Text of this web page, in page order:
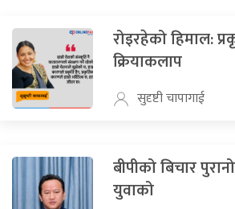
रोइरहेको हिमाल:
क्रियाकलाप
सुदृष्टी चापागाई
बीपीको बिचार
युवाको